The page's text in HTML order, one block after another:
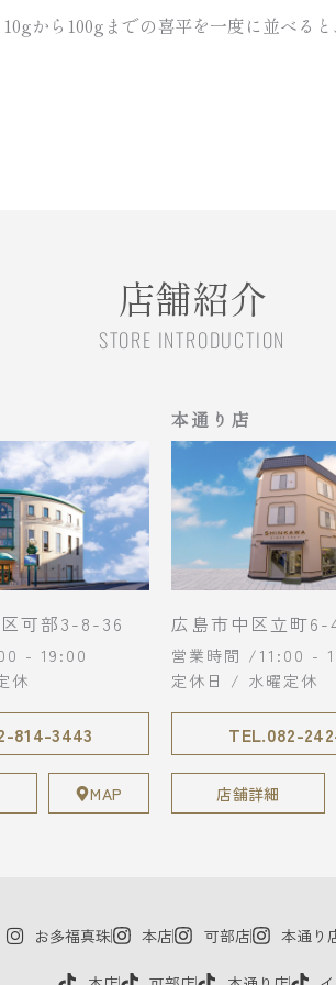
ら100gまでの喜平を一度に並べると
店舗紹介
STORE INTRODUCTION
可部3-8-36
- 19:00
休
814-3443
MAP
本通り店
広島市中区立町6-
営業時間 /11:00 -
定休日 / 水曜定休
TEL.082-
店舗詳細
お多福真珠 本店 可部店 本通り